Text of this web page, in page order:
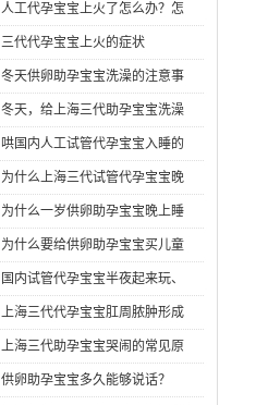
人工代孕宝宝上火了怎么办？怎
三代代孕宝宝上火的症状
冬天供卵助孕宝宝洗澡的注意事
冬天，给上海三代助孕宝宝洗澡
哄国内人工试管代孕宝宝入睡的
为什么上海三代试管代孕宝宝晚
为什么一岁供卵助孕宝宝晚上睡
为什么要给供卵助孕宝宝买儿童
国内试管代孕宝宝半夜起来玩、
上海三代代孕宝宝肛周脓肿形成
上海三代助孕宝宝哭闹的常见原
供卵助孕宝宝多久能够说话？